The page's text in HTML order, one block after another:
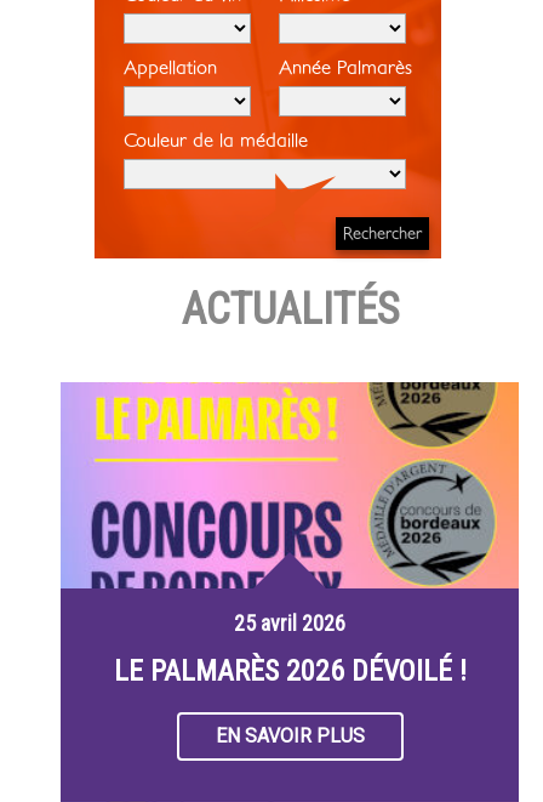
Appellation Année Palmarès
Couleur de la médaille
ACTUALITÉS
25 avril 2026
LE PALMARÈS 2026 DÉVOILÉ !
EN SAVOIR PLUS